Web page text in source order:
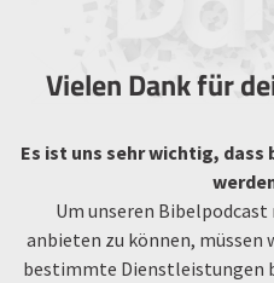
Vielen Dank für
Es ist uns sehr wichtig,
Um unseren
anbieten zu können,
bestimmte Dienstleistungen